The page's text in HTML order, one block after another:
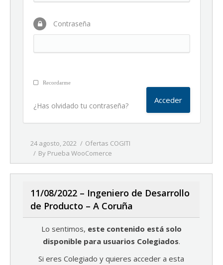
Contraseña
Recordarme
¿Has olvidado tu contraseña?
24 agosto, 2022
Ofertas COGITI
By Prueba WooComerce
11/08/2022 – Ingeniero de Desarrollo
de Producto – A Coruña
Lo sentimos, este contenido está solo
disponible para usuarios Colegiados.
Si eres Colegiado y quieres acceder a esta